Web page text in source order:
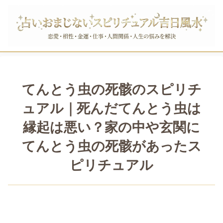
てんとう虫の死骸のスピリチ
ュアル｜死んだてんとう虫は
縁起は悪い？家の中や玄関に
てんとう虫の死骸があったス
ピリチュアル